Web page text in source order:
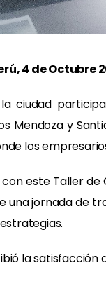
4 de Octubre
ciudad
Mendoza y
los
este Taller
una jornada de
la